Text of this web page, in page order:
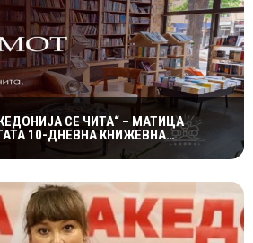
СЕ ЧИТА“ – МАТИЦА
10-ДНЕВНА КНИЖЕВНА